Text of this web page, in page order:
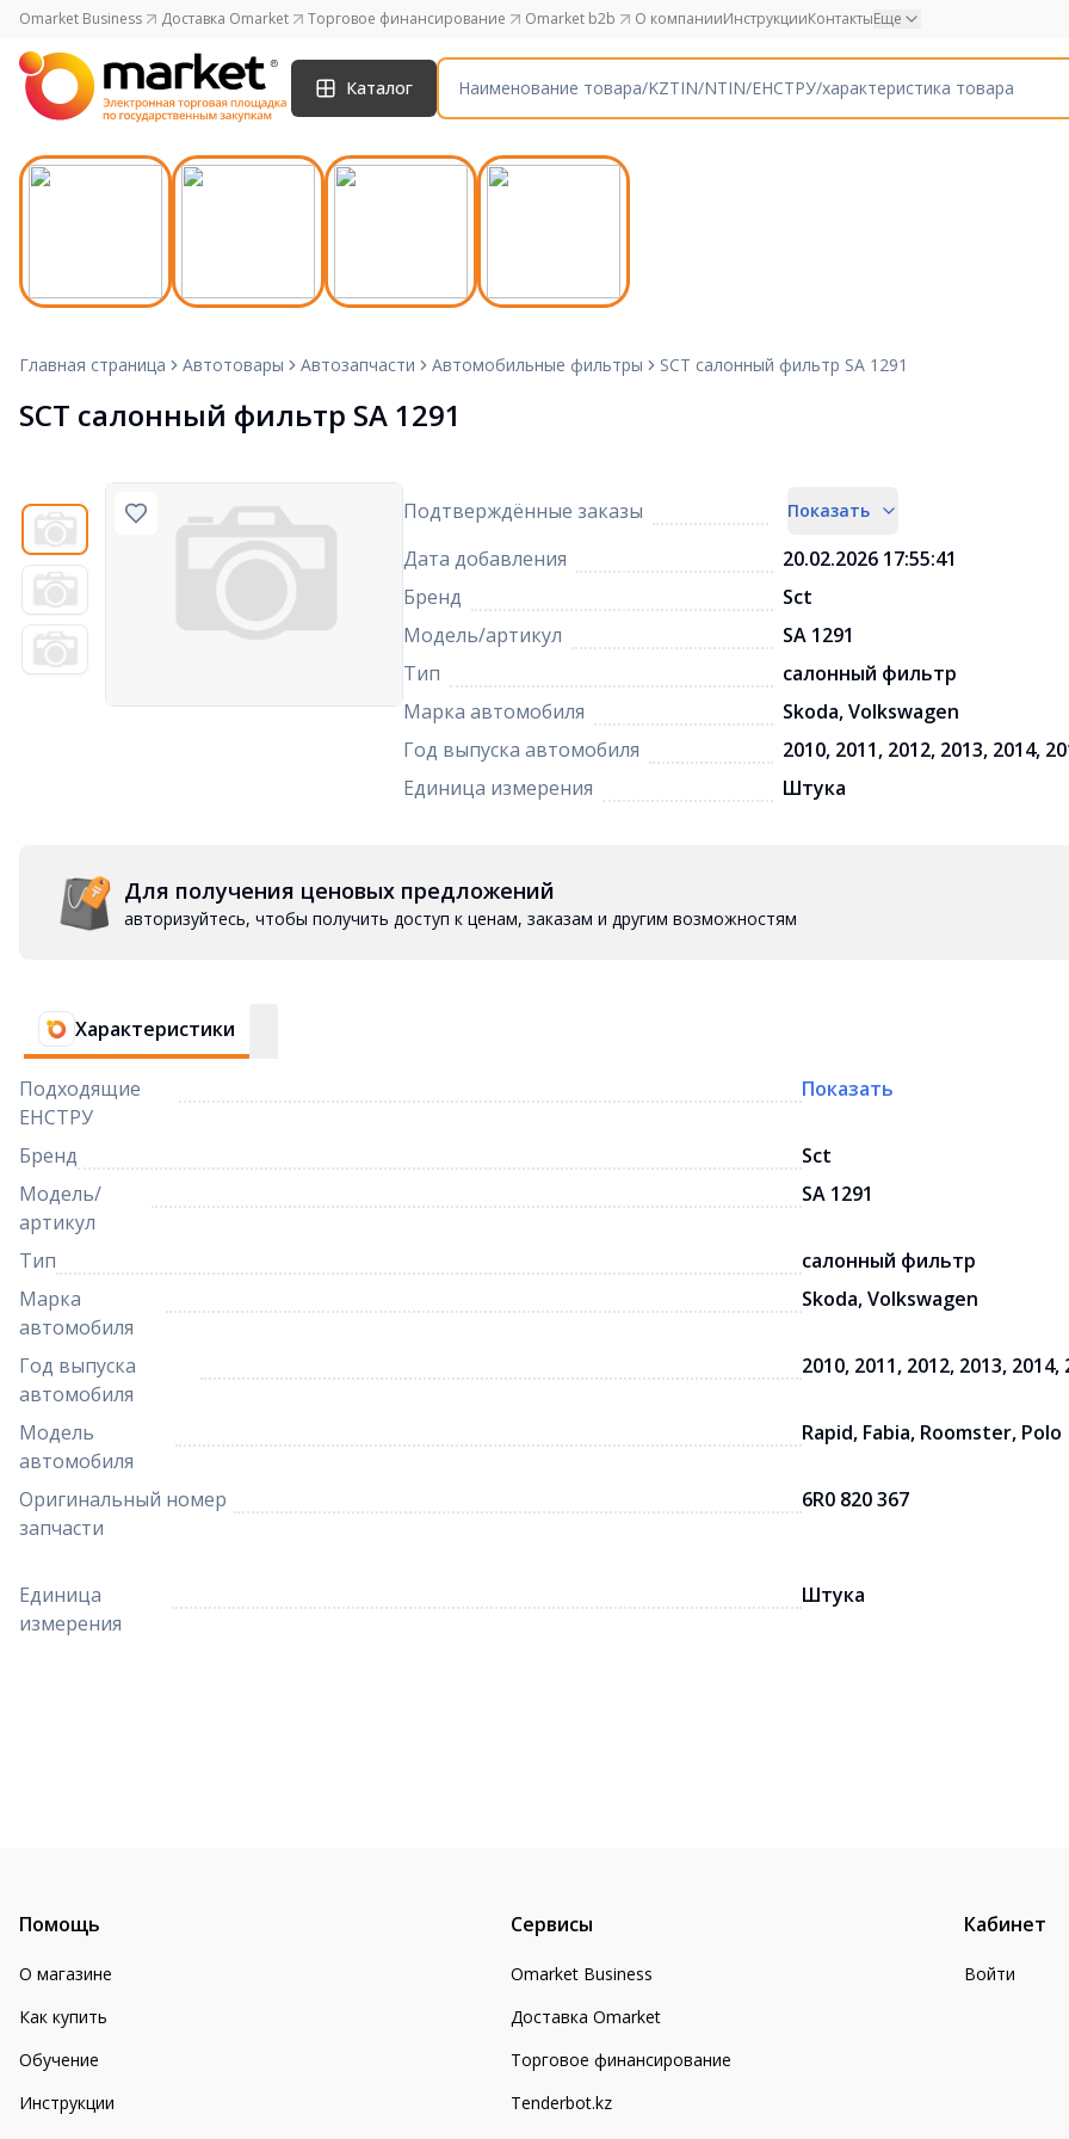
Omarket Business Доставка Omarket Торговое финансирование Omarket b2b О компанииИнструкцииКонтактыЕще
Каталог
Главная страница Автотовары Автозапчасти Автомобильные фильтры SCT салонный фильтр SA 1291
SCT салонный фильтр SA 1291
Подтверждённые заказы Показать
Дата добавления
20.02.2026 17:55:41
Бренд
Sct
Модель/артикул
SA 1291
Тип
салонный фильтр
Марка автомобиля
Skoda, Volkswagen
Год выпуска автомобиля
2010, 2011, 2012, 2013, 2014,
Единица измерения
Штука
Для получения ценовых предложений
авторизуйтесь, чтобы получить доступ к ценам, заказам и другим возможностям
Характеристики
Подходящие
ЕНСТРУ
Показать
Бренд
Sct
Модель/
артикул
SA 1291
Тип
салонный фильтр
Марка
автомобиля
Skoda, Volkswagen
Год выпуска
автомобиля
2010, 2011, 2012, 2013, 2014,
Модель
автомобиля
Rapid, Fabia, Roomster, Polo
Оригинальный номер
запчасти
6R0 820 367
Единица
измерения
Штука
Помощь
О магазине
Как купить
Обучение
Инструкции
Сервисы
Omarket Business
Доставка Omarket
Торговое финансирование
Tenderbot.kz
Кабинет
Войти